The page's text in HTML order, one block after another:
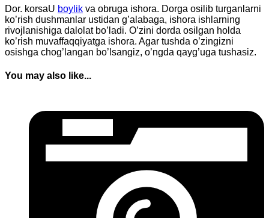
Dor. korsaU boylik va obruga ishora. Dorga osilib turganlarni
ko’rish dushmanlar ustidan g’alabaga, ishora ishlarning
rivojlanishiga dalolat bo’ladi. O’zini dorda osilgan holda
ko’rish muvaffaqqiyatga ishora. Agar tushda o’zingizni
osishga chog’langan bo’lsangiz, o’ngda qayg’uga tushasiz.
You may also like...